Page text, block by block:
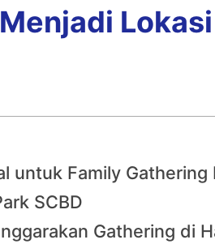
untuk Family Gathering
SCBD
Gathering di